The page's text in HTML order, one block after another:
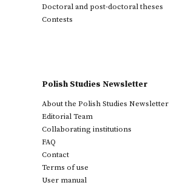
Doctoral and post-doctoral theses
Contests
Polish Studies Newsletter
About the Polish Studies Newsletter
Editorial Team
Collaborating institutions
FAQ
Contact
Terms of use
User manual